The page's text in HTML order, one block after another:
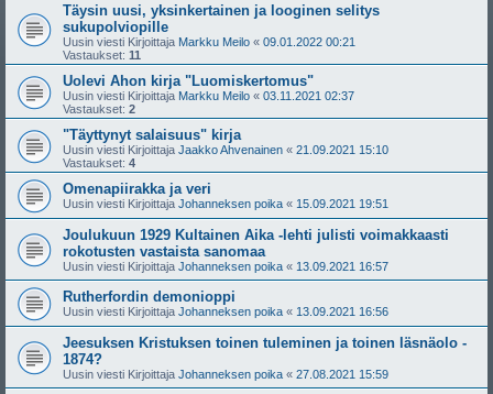
Täysin uusi, yksinkertainen ja looginen selitys
sukupolviopille
Uusin viesti Kirjoittaja Markku Meilo « 09.01.2022 00:21
Vastaukset: 11
Uolevi Ahon kirja "Luomiskertomus"
Uusin viesti Kirjoittaja Markku Meilo « 03.11.2021 02:37
Vastaukset: 2
"Täyttynyt salaisuus" kirja
Uusin viesti Kirjoittaja Jaakko Ahvenainen « 21.09.2021 15:10
Vastaukset: 4
Omenapiirakka ja veri
Uusin viesti Kirjoittaja Johanneksen poika « 15.09.2021 19:51
Joulukuun 1929 Kultainen Aika -lehti julisti voimakkaasti
rokotusten vastaista sanomaa
Uusin viesti Kirjoittaja Johanneksen poika « 13.09.2021 16:57
Rutherfordin demonioppi
Uusin viesti Kirjoittaja Johanneksen poika « 13.09.2021 16:56
Jeesuksen Kristuksen toinen tuleminen ja toinen läsnäolo -
1874?
Uusin viesti Kirjoittaja Johanneksen poika « 27.08.2021 15:59